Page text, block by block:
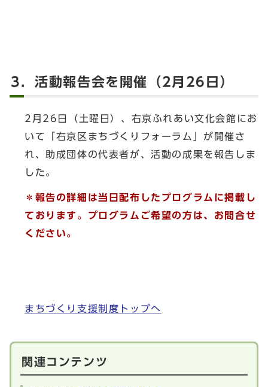
3．活動報告会を開催（2月26日）
2月26日（土曜日）、右京ふれあい文化会館にお
いて「右京区まちづくりフォーラム」が開催さ
れ、助成団体の代表者が、活動の成果を報告しま
した。
＊報告の詳細は当日配布したプログラムに掲載し
ております。プログラムご希望の方は、お問合せ
ください。
まちづくり支援制度トップへ
関連コンテンツ